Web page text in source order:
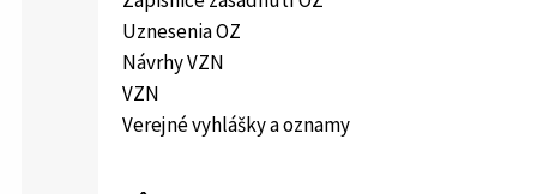
Uznesenia OZ
Návrhy VZN
VZN
Verejné vyhlášky a oznamy